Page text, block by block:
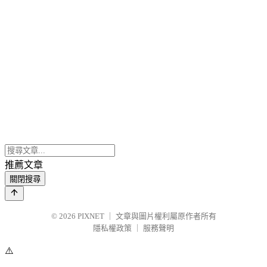
推薦文章
關閉搜尋
© 2026 PIXNET
文章與圖片權利屬原作者所有
隱私權政策
服務聲明
⚠️